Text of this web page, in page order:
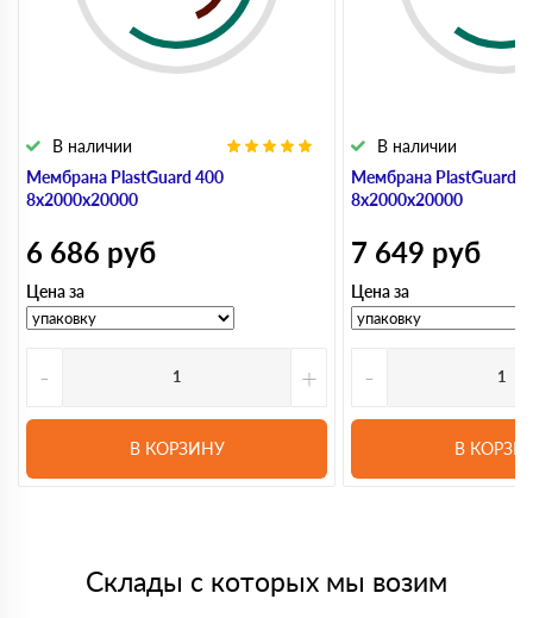
Мембрана PlastGuard 400
8х2000х20000
В наличии
6 686 руб
Цена за
- +
В КОРЗИНУ
Мембрана PlastGuard
8х2000х20000
В наличии
7 649 руб
Цена за
-
В
Склады с которых мы возим